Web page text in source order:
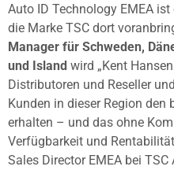
Auto ID Technology EMEA
die Marke TSC dort
Manager für Schweden,
und Island wird „Kent
Distributoren und Reseller
Kunden in dieser Region den
erhalten – und das ohne
Verfügbarkeit und
Sales Director EMEA bei